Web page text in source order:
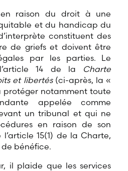
raison du droit à une
et du handicap du
constituent des
de griefs et doivent être
par les parties. Le
14 de la Charte
et libertés(ci-après, la «
protéger notamment toute
appelée comme
un tribunal et qui ne
en raison de son
15(1) de la Charte,
bénéfice.
il plaide que les services